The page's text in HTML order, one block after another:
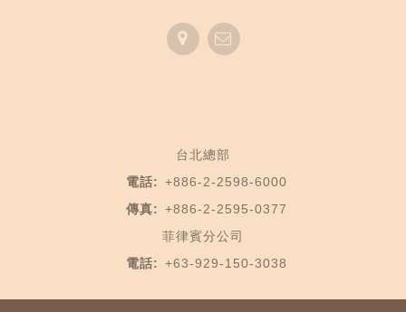
台北總部
電話: +886-2-2598-6000
傳真: +886-2-2595-0377
菲律賓分公司
電話: +63-929-150-3038